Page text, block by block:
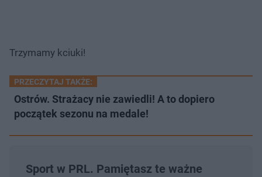
Trzymamy kciuki!
PRZECZYTAJ TAKŻE:
Ostrów. Strażacy nie zawiedli! A to dopiero
początek sezonu na medale!
Sport w PRL. Pamiętasz te ważne